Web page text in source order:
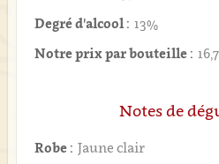
Degré d'alcool : 13%
Notre prix par bouteille :
Notes de
Robe : Jaune clair